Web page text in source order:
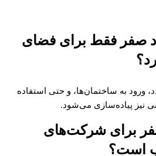
صفر فقط برای فضای
ورود به ساختمان‌ها، و حتی استفاده
نیز پیاده‌سازی می‌شود.
صفر برای شرکت‌های
است؟